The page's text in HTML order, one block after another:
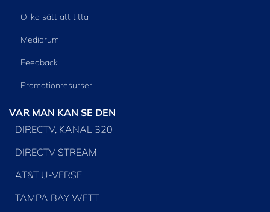
Olika sätt att titta
Mediarum
Feedback
Promotionresurser
VAR MAN KAN SE DEN
DIRECTV, KANAL 320
DIRECTV STREAM
AT&T U-VERSE
TAMPA BAY WFTT